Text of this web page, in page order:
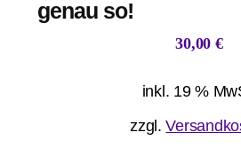
genau so!
30,00 €
inkl. 19 %
zzgl.